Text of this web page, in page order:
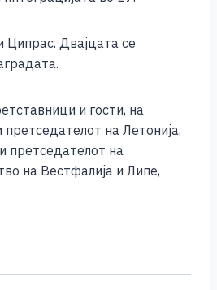
Ципрас. Двајцата се
и гости, на
на Летонија,
претседателот на
на Вестфалија и Липе,